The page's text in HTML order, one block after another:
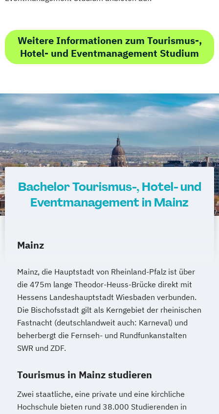
Weitere Informationen zum Tourismus-,
Hotel- und Eventmanagement Studium
Bachelor Tourismus-, Hotel- und
Eventmanagement in Mainz
Mainz
Mainz, die Hauptstadt von Rheinland-Pfalz ist über
die 475m lange Theodor-Heuss-Brücke direkt mit
Hessens Landeshauptstadt Wiesbaden verbunden.
Die Bischofsstadt gilt als Kerngebiet der rheinischen
Fastnacht (deutschlandweit auch: Karneval) und
beherbergt die Fernseh- und Rundfunkanstalten
SWR und ZDF.
Tourismus in Mainz studieren
Zwei staatliche, eine private und eine kirchliche
Hochschule bieten rund 38.000 Studierenden in